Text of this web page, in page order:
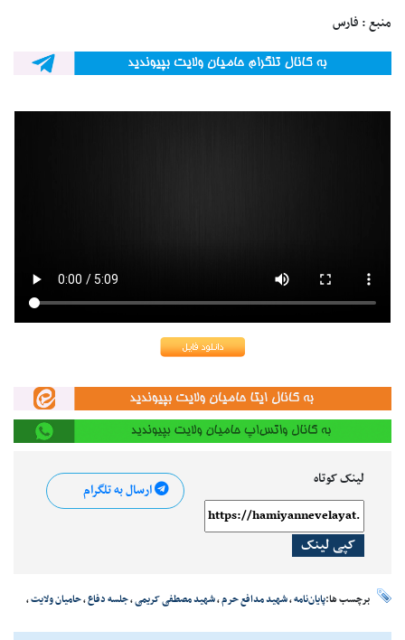
منبع : فارس
لینک کوتاه
کپی لینک
ارسال به تلگرام
برچسب ها:پایان‌نامه،شهید مدافع حرم،شهید مصطفی کریمی،جلسه دفاع،حامیان ولایت،